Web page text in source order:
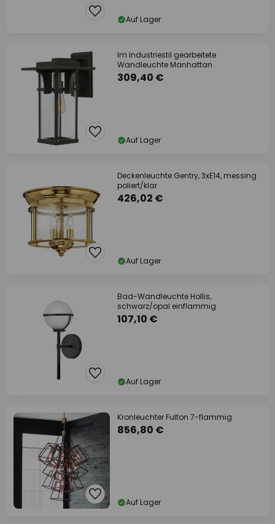
Auf Lager
Im Industriestil gearbeitete
Wandleuchte Manhattan
309,40 €
Auf Lager
Deckenleuchte Gentry, 3xE14, messing
poliert/klar
426,02 €
Auf Lager
Bad-Wandleuchte Hollis,
schwarz/opal einflammig
107,10 €
Auf Lager
Kronleuchter Fulton 7-flammig
856,80 €
Auf Lager